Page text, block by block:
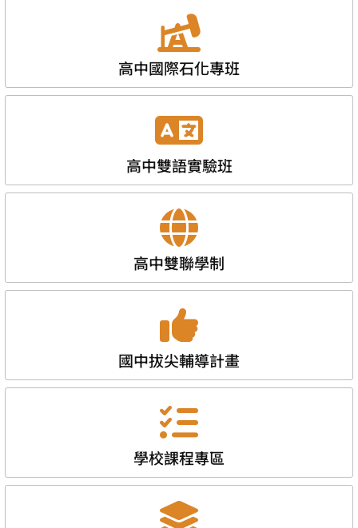
高中國際石化專班
高中雙語實驗班
高中雙聯學制
國中拔尖輔導計畫
學校課程專區